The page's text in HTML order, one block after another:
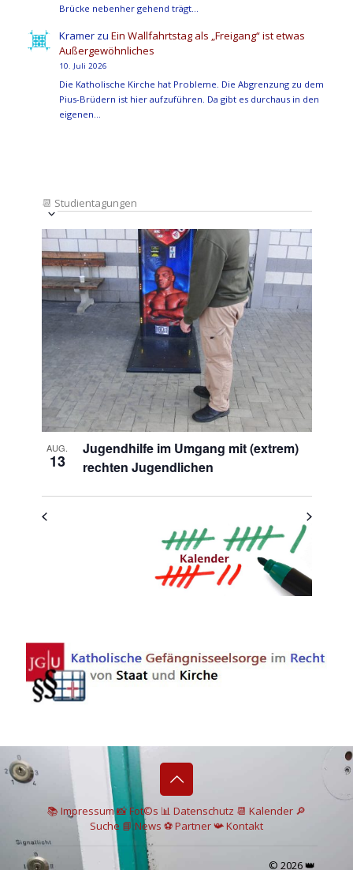
Brücke nebenher gehend trägt…
Kramer zuEin Wallfahrtstag als „Freigang“ ist etwas
Außergewöhnliches
10. Juli 2026
Die Katholische Kirche hat Probleme. Die Abgrenzung zu dem
Pius-Brüdern ist hier aufzuführen. Da gibt es durchaus in den
eigenen…
📆 Studientagungen
Ansichten-
Navigation
Veranstaltung
Ansichten-
Navigation
auswählen.
List
of
Veranstaltungen
in
Photo
View
AUG.
13
Jugendhilfe im Umgang mit (extrem)
rechten Jugendlichen
📚 Impressum📸Fot©s 📊 Datenschutz 📆 Kalender 🔎
Suche 📘 News ⚽Partner📯Kontakt
© 2026 👑